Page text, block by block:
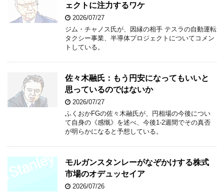
ェクトに注力するワケ
2026/07/27
ジム・チャノス氏が、因縁の相手 テスラの自動運転
タクシー事業、半導体プロジェクトについてコメン
トしている。
佐々木融氏：もう円安になってもいいと
思っているのではないか
2026/07/27
ふくおかFGの佐々木融氏が、円相場の今後につい
て自身の《感慨》を述べ、今後1-2週間でその真否
が明らかになると予想している。
モルガンスタンレーがなぞかけする株式
市場のオデュッセイア
2026/07/26